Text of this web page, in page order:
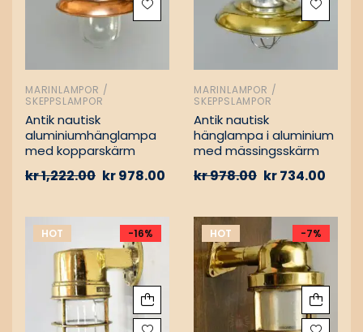
MARINLAMPOR /
SKEPPSLAMPOR
Antik nautisk
aluminiumhänglampa
med kopparskärm
kr1,222.00 kr978.00
MARINLAMPOR /
SKEPPSLAMPOR
Antik nautisk
hänglampa i aluminium
med mässingsskärm
kr978.00 kr734.00
HOT -16% HOT -7%